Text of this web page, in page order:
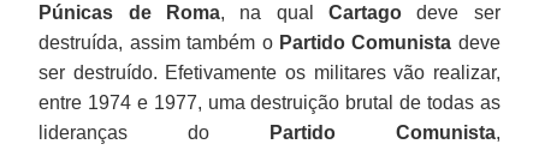
Púnicas de Roma, na qual Cartagodeve ser
destruída, assim também o Partido Comunista deve
ser destruído. Efetivamente os militares vão realizar,
entre 1974 e 1977, uma destruição brutal de todas as
lideranças do
Partido Comunista,